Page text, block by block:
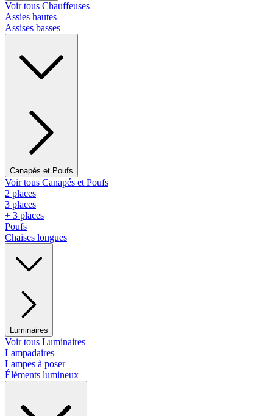
Voir tous Chauffeuses
Assies hautes
Assises basses
Canapés et Poufs
Voir tous Canapés et Poufs
2 places
3 places
+ 3 places
Poufs
Chaises longues
Luminaires
Voir tous Luminaires
Lampadaires
Lampes à poser
Éléments lumineux